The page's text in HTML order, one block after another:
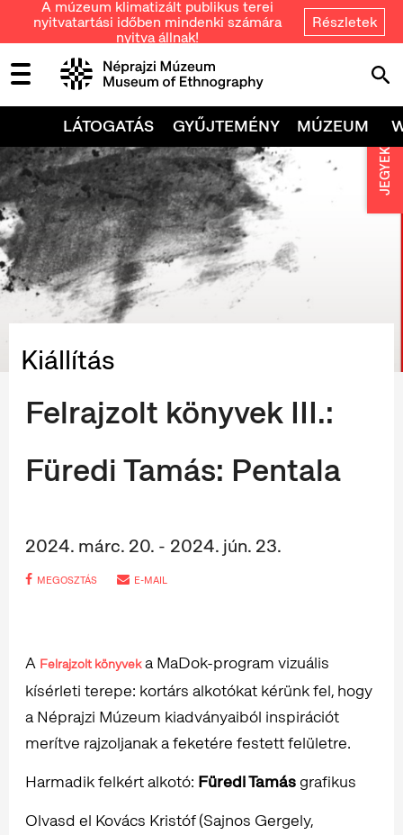
A múzeum klimatizált publikus terei
nyitvatartási időben mindenki számára
nyitva állnak!
Részletek
LÁTOGATÁS GYŰJTEMÉNY MÚZEUM
Kiállítás
Felrajzolt könyvek III.:
Füredi Tamás: Pentala
2024. márc. 20. - 2024. jún. 23.
MEGOSZTÁS E-MAIL
A Felrajzolt könyveka MaDok-program vizuális
kísérleti terepe: kortárs alkotókat kérünk fel, hogy
a Néprajzi Múzeum kiadványaiból inspirációt
merítve rajzoljanak a feketére festett felületre.
Harmadik felkért alkotó: Füredi Tamás grafikus
Olvasd el Kovács Kristóf (Sajnos Gergely,
JEGYEK